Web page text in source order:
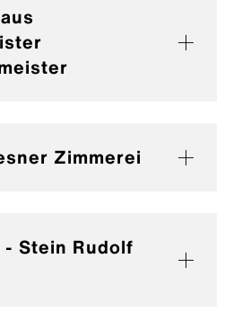
Zimmerei
Stein Rudolf